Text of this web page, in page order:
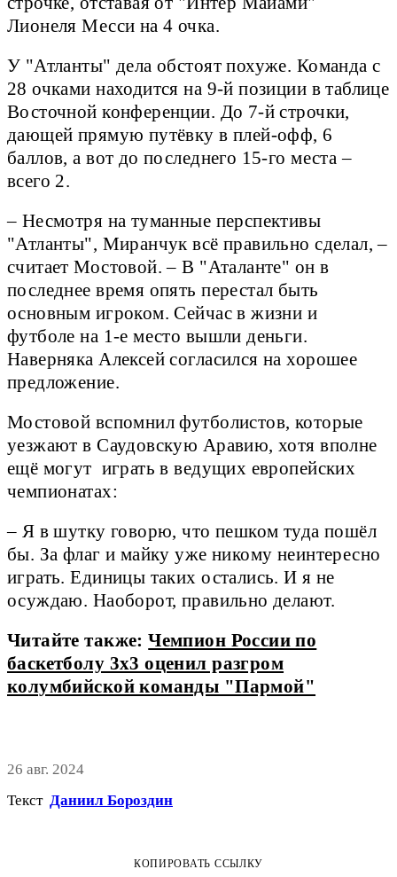
Лионеля Месси на 4 очка.
У "Атланты" дела обстоят похуже. Команда с
28 очками находится на 9-й позиции в таблице
Восточной конференции. До 7-й строчки,
дающей прямую путёвку в плей-офф, 6
баллов, а вот до последнего 15-го места –
всего 2.
– Несмотря на туманные перспективы
"Атланты", Миранчук всё правильно сделал, –
считает Мостовой. – В "Аталанте" он в
последнее время опять перестал быть
основным игроком. Сейчас в жизни и
футболе на 1-е место вышли деньги.
Наверняка Алексей согласился на хорошее
предложение.
Мостовой вспомнил футболистов, которые
уезжают в Саудовскую Аравию, хотя вполне
ещё могут играть в ведущих европейских
чемпионатах:
– Я в шутку говорю, что пешком туда пошёл
бы. За флаг и майку уже никому неинтересно
играть. Единицы таких остались. И я не
осуждаю. Наоборот, правильно делают.
Читайте также:Чемпион России по
баскетболу 3х3 оценил разгром
колумбийской команды "Пармой"
26 авг. 2024
Текст Даниил Бороздин
КОПИРОВАТЬ ССЫЛКУ